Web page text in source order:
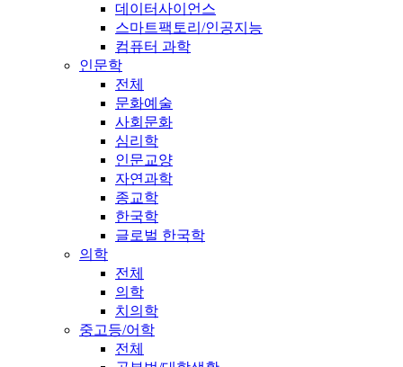
데이터사이언스
스마트팩토리/인공지능
컴퓨터 과학
인문학
전체
문화예술
사회문화
심리학
인문교양
자연과학
종교학
한국학
글로벌 한국학
의학
전체
의학
치의학
중고등/어학
전체